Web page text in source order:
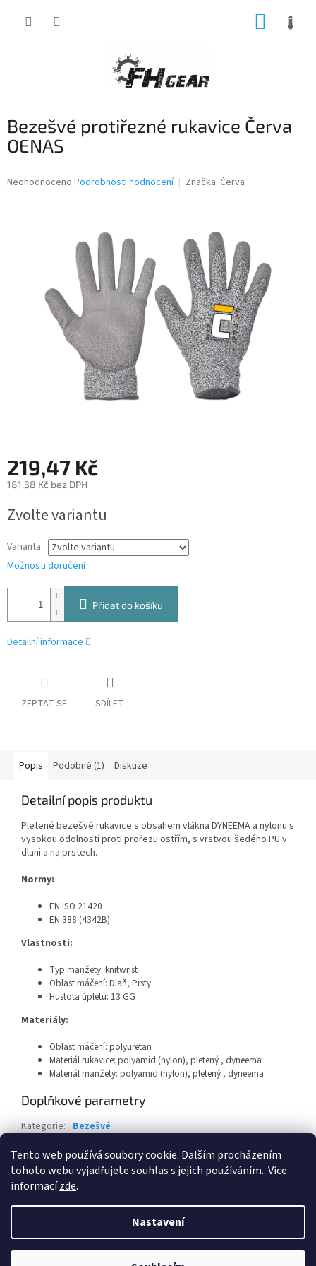
Tento web používá soubory cookie. Dalším procházením
tohoto webu vyjadřujete souhlas s jejich používáním.. Více
informacízde.
Nastavení
Bezešvé protiřezné rukavice Červa
OENAS
Průměrné
Neohodnoceno Podrobnosti hodnocení Značka: Červa
219,47 Kč
181,38 Kč bez DPH
cena:
Zvolte variantu
Varianta
Možnosti doručení
Přidat do košíku
Detailní informace
ZEPTAT SE SDÍLET
Popis Podobné (1) Diskuze
Detailní popis produktu
Pletené bezešvé rukavice s obsahem vlákna DYNEEMA a nylonu s
vysokou odolností proti prořezu ostřím, s vrstvou šedého PU v
dlani a na prstech.
Normy:
EN ISO 21420
EN 388 (4342B)
Vlastnosti:
Typ manžety: knitwrist
Oblast máčení: Dlaň, Prsty
Hustota úpletu: 13 GG
Materiály:
Oblast máčení: polyuretan
Materiál rukavice: polyamid (nylon), pletený , dyneema
Materiál manžety: polyamid (nylon), pletený , dyneema
Doplňkové parametry
Kategorie: Bezešvé
Copyright 2026FH Gear s.r.o.- chráněná dílna. Všechna práva